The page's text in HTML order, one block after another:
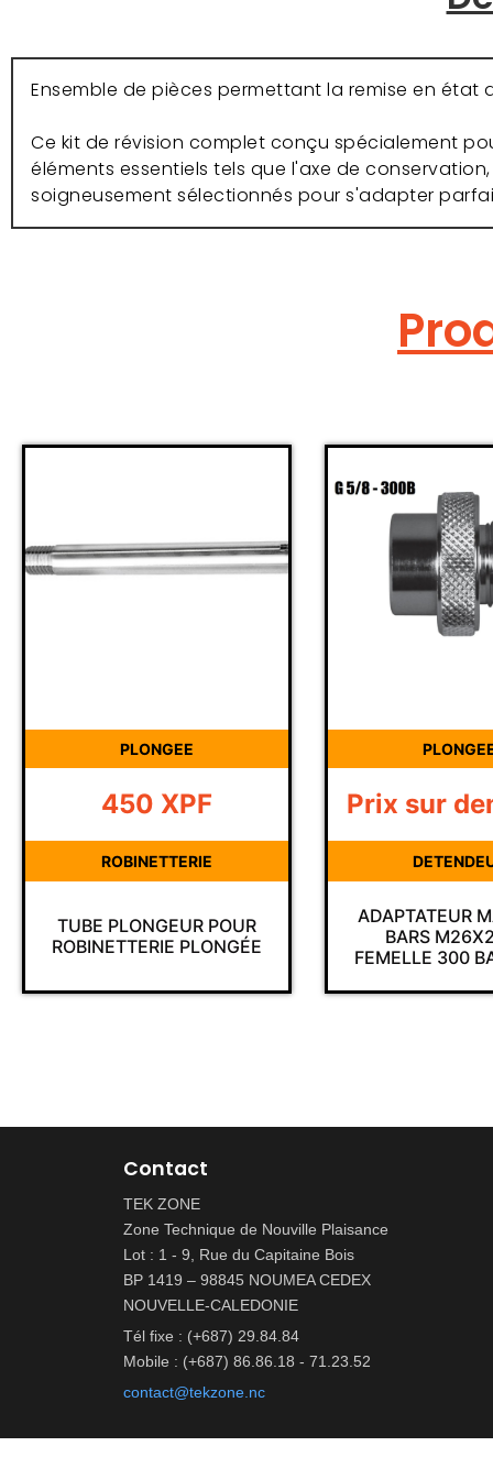
Ensemble de pièces permettant la remise en état
Ce kit de révision complet conçu spécialement
éléments essentiels tels que l'axe de
soigneusement sélectionnés pour s'adapter
PLONGEE
TUBE PLONGEUR POUR
ROBINETTERIE PLONGÉE
450 XPF
ROBINETTERIE
ADAPTATEUR
BARS
FEMELLE 300
Prix sur
Contact
TEK ZONE
Zone Technique de Nouville Plaisance
Lot : 1 - 9, Rue du Capitaine Bois
BP 1419 – 98845 NOUMEA CEDEX
NOUVELLE-CALEDONIE
Tél fixe : (+687) 29.84.84
Mobile : (+687) 86.86.18 - 71.23.52
contact@tekzone.nc